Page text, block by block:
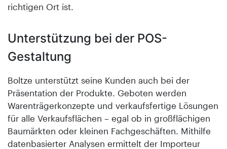
richtigen Ort ist.
Unterstützung bei der POS-
Gestaltung
Boltze unterstützt seine Kunden auch bei der
Präsentation der Produkte. Geboten werden
Warenträgerkonzepte und verkaufsfertige Lösungen
für alle Verkaufsflächen – egal ob in großflächigen
Baumärkten oder kleinen Fachgeschäften. Mithilfe
datenbasierter Analysen ermittelt der Importeur